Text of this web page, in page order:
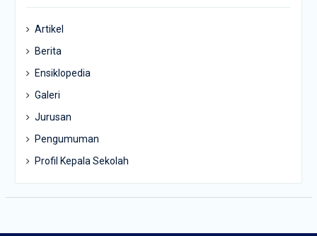
Artikel
Berita
Ensiklopedia
Galeri
Jurusan
Pengumuman
Profil Kepala Sekolah